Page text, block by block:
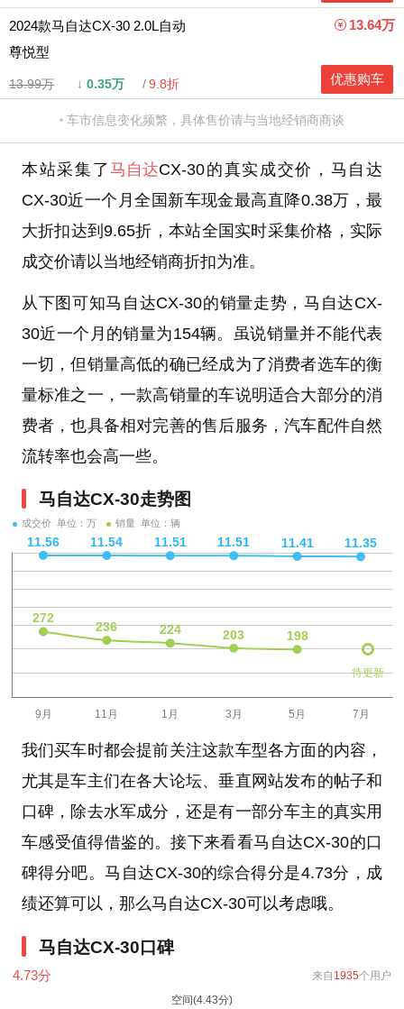
2024款马自达CX-30 2.0L自动
尊悦型
13.99万 ↓ 0.35万 9.8折
13.64万
优惠购车
车市信息变化频繁，具体售价请与当地经销商商谈
本站采集了马自达CX-30的真实成交价，马自达
CX-30近一个月全国新车现金最高直降0.38万，最
大折扣达到9.65折，本站全国实时采集价格，实际
成交价请以当地经销商折扣为准。
从下图可知马自达CX-30的销量走势，马自达CX-
30近一个月的销量为154辆。虽说销量并不能代表
一切，但销量高低的确已经成为了消费者选车的衡
量标准之一，一款高销量的车说明适合大部分的消
费者，也具备相对完善的售后服务，汽车配件自然
流转率也会高一些。
马自达CX-30走势图
成交价 单位：万 销量 单位：辆
待更新
我们买车时都会提前关注这款车型各方面的内容，
尤其是车主们在各大论坛、垂直网站发布的帖子和
口碑，除去水军成分，还是有一部分车主的真实用
车感受值得借鉴的。接下来看看马自达CX-30的口
碑得分吧。马自达CX-30的综合得分是4.73分，成
绩还算可以，那么马自达CX-30可以考虑哦。
马自达CX-30口碑
4.73分 来自 1935个用户